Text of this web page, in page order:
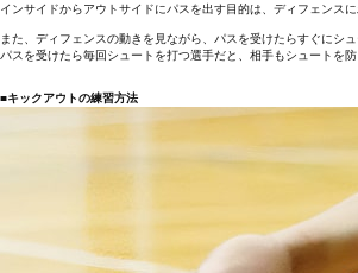
インサイドからアウトサイドにパスを出す目的は、ディフェンス
また、ディフェンスの動きを見ながら、パスを受けたらすぐにシ
パスを受けたら毎回シュートを打つ選手だと、相手もシュートを
■キックアウトの練習方法